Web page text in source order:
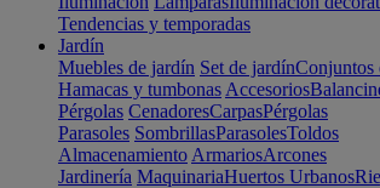
Tendencias y temporadas
Jardín
Muebles de jardín Set de jardínConjuntos
Hamacas y tumbonas Accesorios
Pérgolas CenadoresCarpasPérgolas
Parasoles SombrillasParasolesToldos
Almacenamiento ArmariosArcones
Jardinería MaquinariaHuertos Urbanos